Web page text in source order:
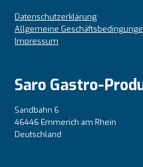
Datenschutzerklärung
Allgemeine
Impressum
Saro Gastro-
Sandbahn 6
46446 Emmerich am Rhein
Deutschland